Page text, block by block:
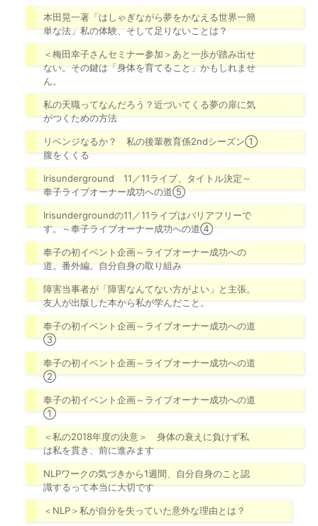
本田晃一著「はしゃぎながら夢をかなえる世界一簡
単な法」私の体験、そして足りないことは？
＜梅田幸子さんセミナー参加＞あと一歩が踏み出せ
ない。その鍵は「身体を育てること」かもしれませ
ん。
私の天職ってなんだろう？近づいてくる夢の扉に気
がつくための方法
リベンジなるか？ 私の後輩教育係2ndシーズン①
腹をくくる
Irisunderground 11／11ライブ、タイトル決定～
奉子ライブオーナー成功への道⑤
Irisundergroundの11／11ライブはバリアフリーで
す。～奉子ライブオーナー成功への道④
奉子の初イベント企画～ライブオーナー成功への
道。番外編。自分自身の取り組み
障害当事者が「障害なんてない方がよい」と主張。
友人が出版した本から私が学んだこと。
奉子の初イベント企画～ライブオーナー成功への道
③
奉子の初イベント企画～ライブオーナー成功への道
②
奉子の初イベント企画～ライブオーナー成功への道
①
＜私の2018年度の決意＞ 身体の衰えに負けず私
は私を貫き、前に進みます
NLPワークの気づきから1週間、自分自身のこと認
識するって本当に大切です
＜NLP＞私が自分を失っていた意外な理由とは？